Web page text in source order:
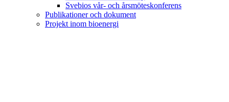
Svebios vår- och årsmöteskonferens
Publikationer och dokument
Projekt inom bioenergi